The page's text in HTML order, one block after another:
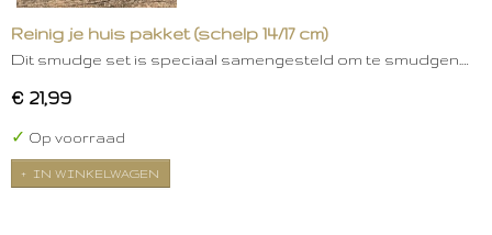
Reinig je huis pakket (schelp 14/17 cm)
Dit smudge set is speciaal samengesteld om te smudgen.…
€ 21,99
✓ Op voorraad
IN WINKELWAGEN